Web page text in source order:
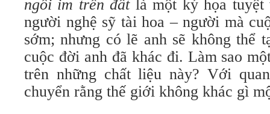
ngồi im trên đấtlà một ký họa tuyệt
người nghệ sỹ tài hoa – người mà
sớm; nhưng có lẽ anh sẽ không thể
cuộc đời anh đã khác đi. Làm sao
trên những chất liệu này? Với
chuyển rằng thế giới không khác gì